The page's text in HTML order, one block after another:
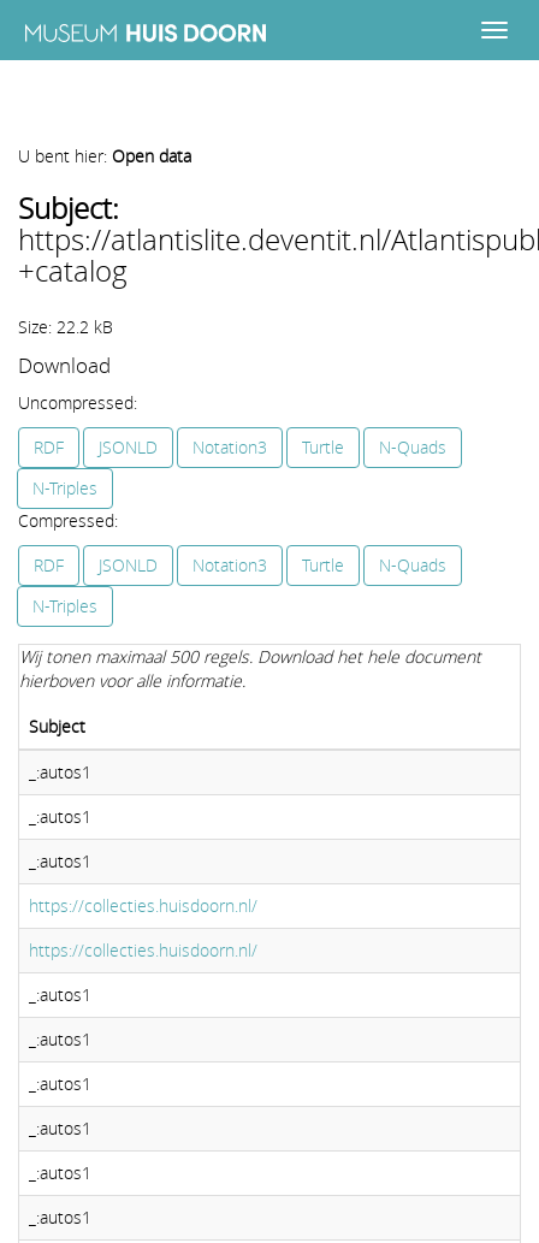
U bent hier: Open data
Subject:
https://atlantislite.deventit.nl/
+catalog
Size: 22.2 kB
Download
Uncompressed:
RDF
JSONLD Notation3 Turtle
N-Quads
N-Triples
Compressed:
RDF
JSONLD Notation3 Turtle
N-Quads
N-Triples
Wij tonen maximaal 500 regels. Download het hele document
hierboven voor alle informatie.
Subject
_:autos1
_:autos1
_:autos1
https://collecties.huisdoorn.nl/
https://collecties.huisdoorn.nl/
_:autos1
_:autos1
_:autos1
_:autos1
_:autos1
_:autos1